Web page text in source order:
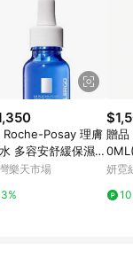
Roche-Posay 理膚
多容安舒緩保濕修
華20ml (安心小藍
樂天市場
3%
贈品
妍霓